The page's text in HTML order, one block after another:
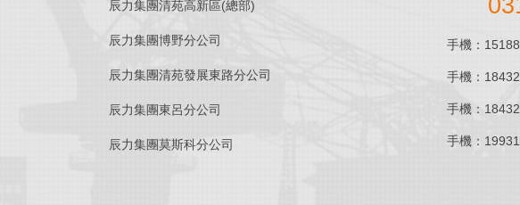
辰力集團清苑高新區(總部)
辰力集團博野分公司
辰力集團清苑發展東路分公司
辰力集團東呂分公司
辰力集團莫斯科分公司
手機：
手機：
手機：
手機：